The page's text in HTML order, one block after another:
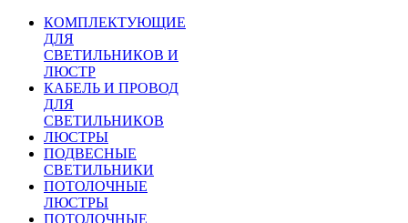
КОМПЛЕКТУЮЩИЕ
ДЛЯ
СВЕТИЛЬНИКОВ И
ЛЮСТР
КАБЕЛЬ И ПРОВОД
ДЛЯ
СВЕТИЛЬНИКОВ
ЛЮСТРЫ
ПОДВЕСНЫЕ
СВЕТИЛЬНИКИ
ПОТОЛОЧНЫЕ
ЛЮСТРЫ
ПОТОЛОЧНЫЕ